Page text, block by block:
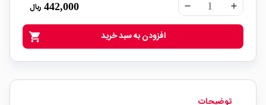
remove add
442,000 ریال
shopping_cart افزودن به سبد خرید
توضیحات